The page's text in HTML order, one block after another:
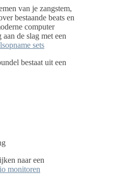
van je zangstem,
bestaande beats en
computer
de slag met een
sets
bestaat uit een
naar een
monitoren